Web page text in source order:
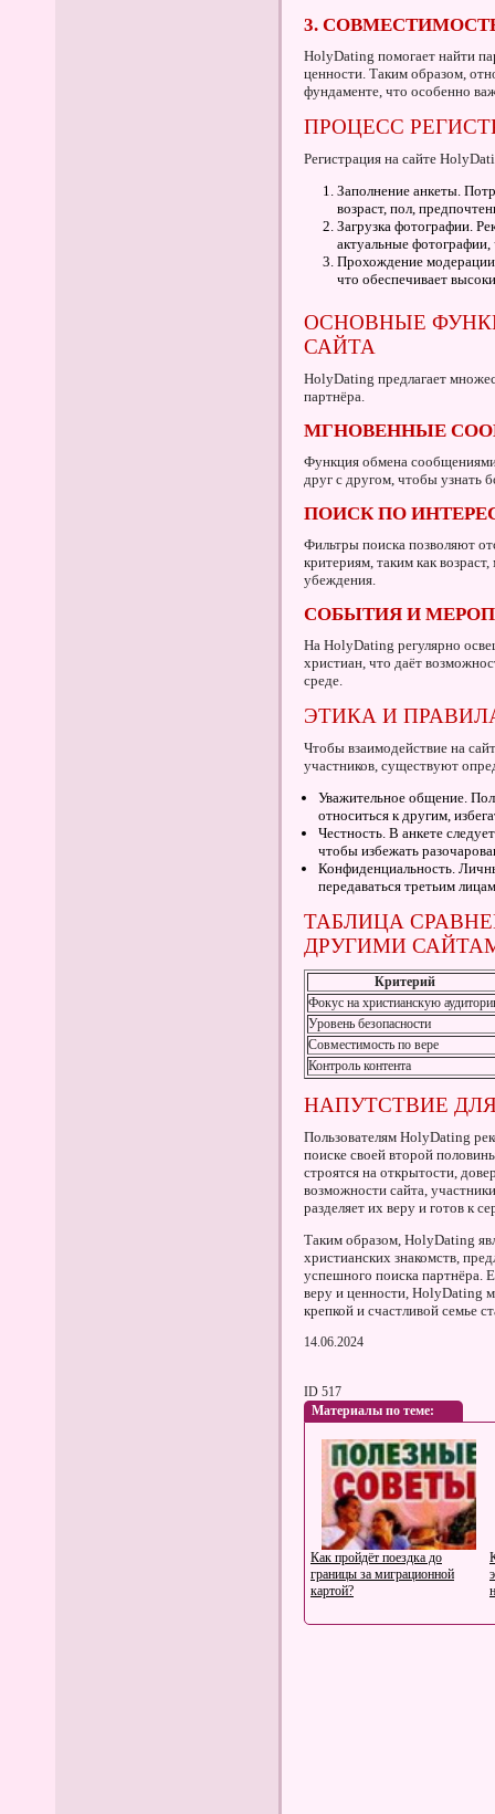
3.
HolyDating помогает найти
ценности. Таким образом,
фундаменте, что особенно
ПРОЦЕСС
Регистрация на сайте
Заполнение анкеты.
возраст, пол,
Загрузка фотографии.
актуальные
Прохождение
что обеспечивает
ОСНОВНЫЕ
САЙТА
HolyDating предлагает
партнёра.
МГНОВЕННЫЕ
Функция обмена сообщениями
друг с другом, чтобы узнать
ПОИСК ПО
Фильтры поиска позволяют
критериям, таким как
убеждения.
СОБЫТИЯ И
На HolyDating регулярно
христиан, что даёт
среде.
ЭТИКА И
Чтобы взаимодействие на
участников, существуют
Уважительное общение.
относиться к другим,
Честность. В анкете
чтобы избежать
Конфиденциальность.
передаваться третьим
ТАБЛИЦА
ДРУГИМИ
Критерий
Фокус на христианскую
Уровень безопасности
Совместимость по вере
Контроль контента
НАПУТСТВИЕ
Пользователям HolyDating
поиске своей второй
строятся на открытости,
возможности сайта,
разделяет их веру и готов к
Таким образом, HolyDating
христианских знакомств,
успешного поиска партнёра.
веру и ценности, HolyDating
крепкой и счастливой семье
14.06.2024
ID 517
Материалы по теме:
Как пройдёт поездка до
границы за миграционной
картой?